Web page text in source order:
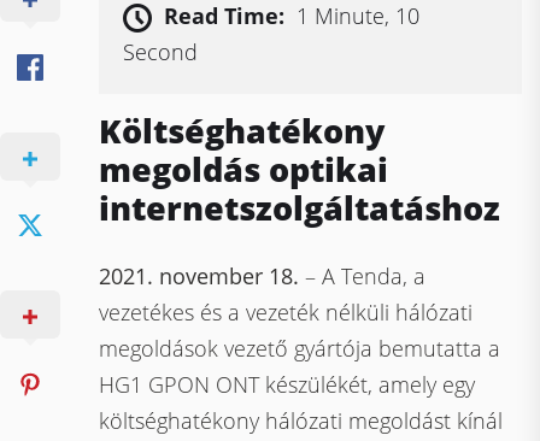
Read Time: 1 Minute, 10
Second
Költséghatékony
megoldás optikai
internetszolgáltatáshoz
2021. november 18. – A Tenda, a
vezetékes és a vezeték nélküli hálózati
megoldások vezető gyártója bemutatta a
HG1 GPON ONT készülékét, amely egy
költséghatékony hálózati megoldást kínál